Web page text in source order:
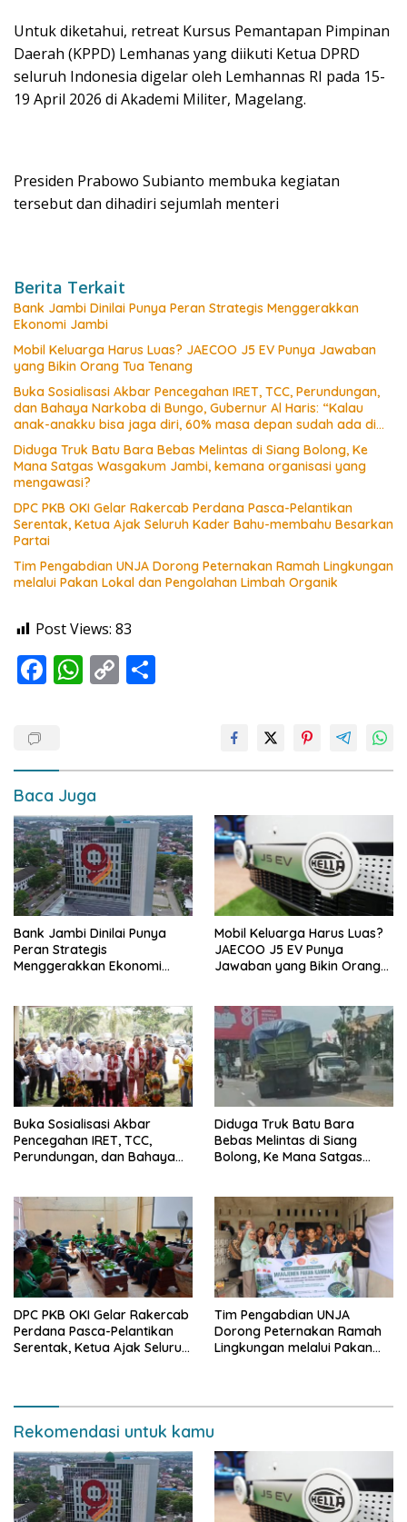
Untuk diketahui, retreat Kursus Pemantapan Pimpinan
Daerah (KPPD) Lemhanas yang diikuti Ketua DPRD
seluruh Indonesia digelar oleh Lemhannas RI pada 15-
19 April 2026 di Akademi Militer, Magelang.
Presiden Prabowo Subianto membuka kegiatan
tersebut dan dihadiri sejumlah menteri
Berita Terkait
Bank Jambi Dinilai Punya Peran Strategis Menggerakkan
Ekonomi Jambi
Mobil Keluarga Harus Luas? JAECOO J5 EV Punya Jawaban
yang Bikin Orang Tua Tenang
Buka Sosialisasi Akbar Pencegahan IRET, TCC, Perundungan,
dan Bahaya Narkoba di Bungo, Gubernur Al Haris: “Kalau
anak-anakku bisa jaga diri, 60% masa depan sudah ada di
tangan”
Diduga Truk Batu Bara Bebas Melintas di Siang Bolong, Ke
Mana Satgas Wasgakum Jambi, kemana organisasi yang
mengawasi?
DPC PKB OKI Gelar Rakercab Perdana Pasca-Pelantikan
Serentak, Ketua Ajak Seluruh Kader Bahu-membahu Besarkan
Partai
Tim Pengabdian UNJA Dorong Peternakan Ramah Lingkungan
melalui Pakan Lokal dan Pengolahan Limbah Organik
Post Views: 83
F
o
o
k
W
A
p
p
C
n
k
Baca Juga
Bank Jambi Dinilai Punya
Peran Strategis
Menggerakkan Ekonomi
Mobil Keluarga Harus Luas?
JAECOO J5 EV Punya
Jawaban yang Bikin Orang
Buka Sosialisasi Akbar
Pencegahan IRET, TCC,
Perundungan, dan Bahaya
bisa jaga diri, 60% masa
depan sudah ada di tangan”
Diduga Truk Batu Bara
Bebas Melintas di Siang
Bolong, Ke Mana Satgas
DPC PKB OKI Gelar Rakercab
Perdana Pasca-Pelantikan
Serentak, Ketua Ajak Seluruh
Tim Pengabdian UNJA
Dorong Peternakan Ramah
Lingkungan melalui Pakan
Rekomendasi untuk kamu